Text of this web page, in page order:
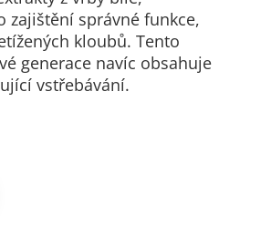
zajištění správné funkce,
kloubů. Tento
generace navíc obsahuje
vstřebávání.